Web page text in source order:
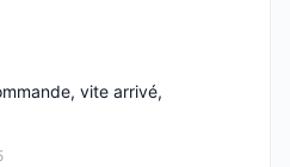
vite arrivé,